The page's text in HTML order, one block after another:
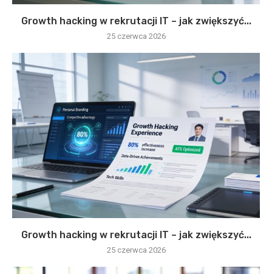
Growth hacking w rekrutacji IT – jak zwiększyć...
25 czerwca 2026
Growth hacking w rekrutacji IT – jak zwiększyć...
25 czerwca 2026